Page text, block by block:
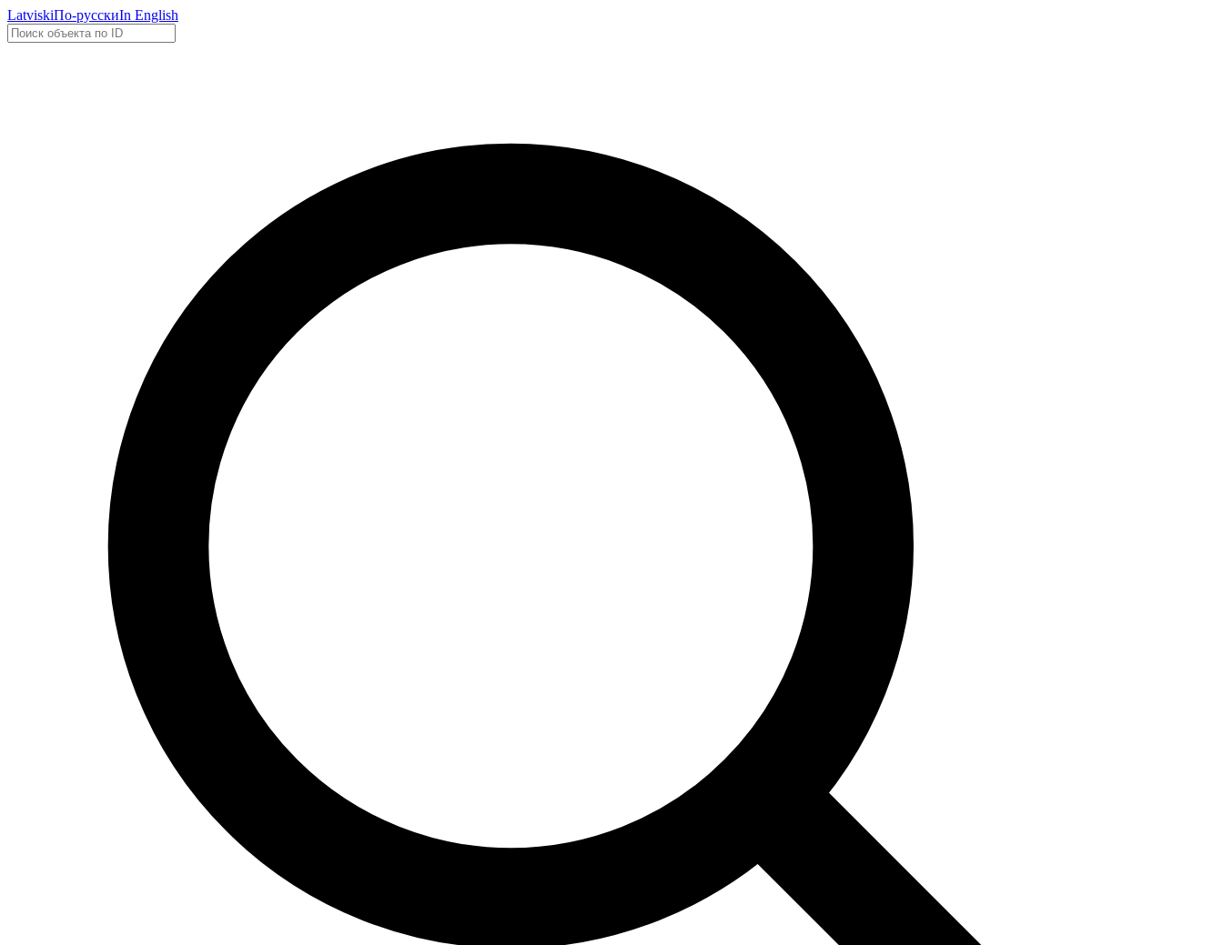
LatviskiПо-русскиIn English